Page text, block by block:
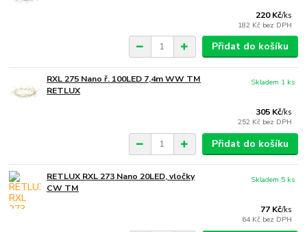
220 Kč/ks
182 Kč bez DPH
Přidat do košíku
RXL 275 Nano ř. 100LED 7,4m WW TM
RETLUX
305 Kč/ks
252 Kč bez DPH
Skladem 1 ks
Přidat do košíku
RETLUX RXL 273 Nano 20LED, vločky
CW TM
77 Kč/ks
64 Kč bez DPH
Skladem 5 ks